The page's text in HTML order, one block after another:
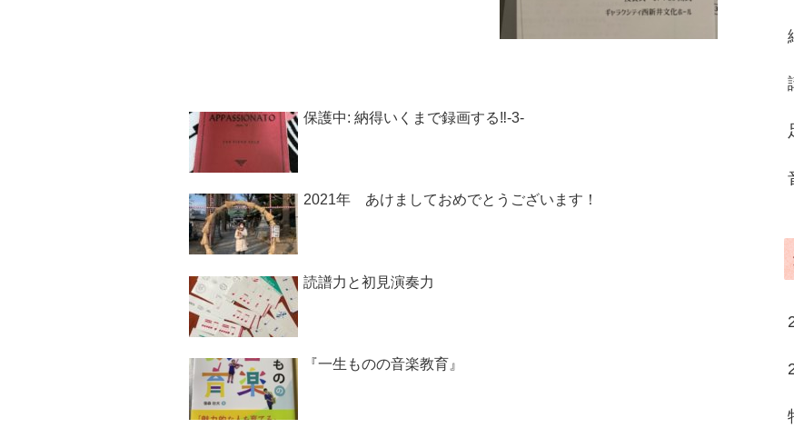
保護中: 納得いくまで録画する‼️-3-
2021年 あけましておめでとうございます！
読譜力と初見演奏力
『一生ものの音楽教育』